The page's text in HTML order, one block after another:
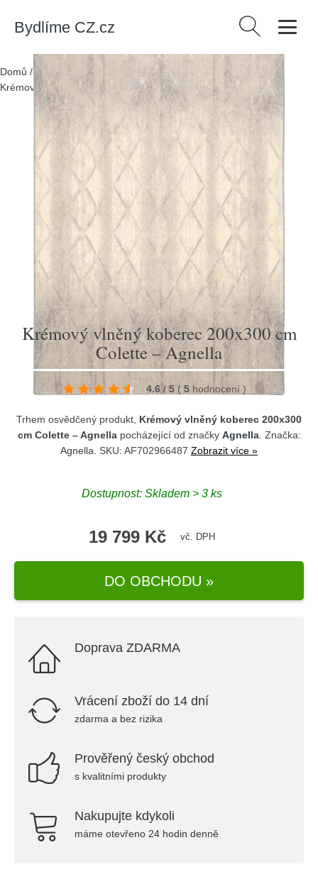
Bydlíme CZ.cz Vyhledávání
Domů / Produkty > Textil > Koberce a rohožky > Koberce
/
Krémový vlněný koberec 200x300 cm Colette – Agnella
Krémový vlněný koberec 200x300 cm
Colette – Agnella
4.6 / 5 ( 5 hodnocení )
Trhem osvědčený produkt, Krémový vlněný koberec 200x300
cm Colette – Agnellapocházející od značky Agnella. Značka:
Agnella . SKU: AF702966487 Zobrazit více »
Dostupnost: Skladem > 3 ks
19 799 Kč vč. DPH
DO OBCHODU »
Doprava ZDARMA
Vrácení zboží do 14 dní
zdarma a bez rizika
Prověřený český obchod
s kvalitními produkty
Nakupujte kdykoli
máme otevřeno 24 hodin denně